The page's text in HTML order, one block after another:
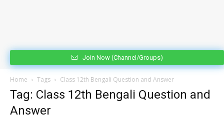
Join Now (Channel/Groups)
Home Tags Class 12th Bengali Question and Answer
Tag: Class 12th Bengali Question and
Answer